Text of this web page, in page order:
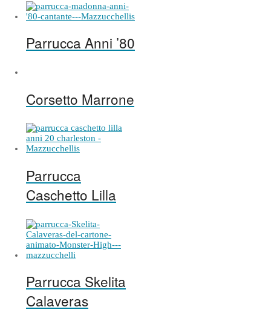
Parrucca Anni ’80
Corsetto Marrone
Parrucca
Caschetto Lilla
Parrucca Skelita
Calaveras